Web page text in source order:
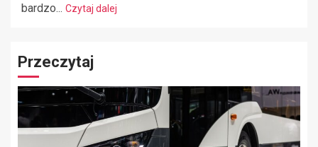
bardzo... Czytaj dalej
Przeczytaj